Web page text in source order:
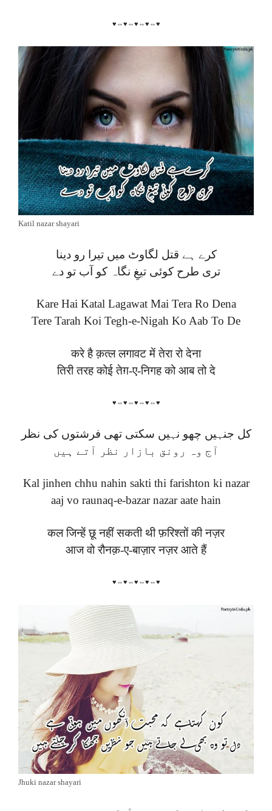
♥⇔♥⇔♥⇔♥⇔♥
Katil nazar shayari
کرے ہے قتل لگاوٹ میں تیرا رو دینا
تری طرح کوئی تیغِ نگاہ کو آب تو دے
Kare Hai Katal Lagawat Mai Tera Ro Dena
Tere Tarah Koi Tegh-e-Nigah Ko Aab To De
करे है क़त्ल लगावट में तेरा रो देना
तिरी तरह कोई तेग़-ए-निगह को आब तो दे
♥⇔♥⇔♥⇔♥⇔♥
کل جنہیں چھو نہیں سکتی تھی فرشتوں کی نظر
آج وہ رونق بازار نظر آتے ہیں
Kal jinhen chhu nahin sakti thi farishton ki nazar
aaj vo raunaq-e-bazar nazar aate hain
कल जिन्हें छू नहीं सकती थी फ़रिश्तों की नज़र
आज वो रौनक़-ए-बाज़ार नज़र आते हैं
♥⇔♥⇔♥⇔♥⇔♥
Jhuki nazar shayari